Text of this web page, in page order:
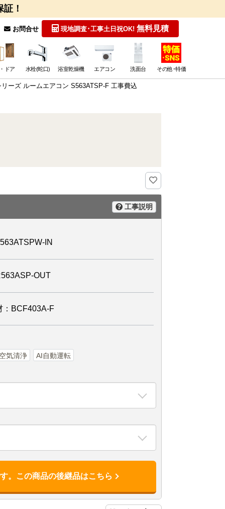
！
お問合せ 現地調査･工事土日祝OK! 無料見積
ドア 水栓(蛇口) 浴室乾燥機 エアコン 洗面台 その他･特価
ーズ ルームエアコン S563ATSP-F 工事費込
工事説明
IN
OUT
：BCF403A-F
気清浄 AI自動運転
。この商品の後継品はこちら